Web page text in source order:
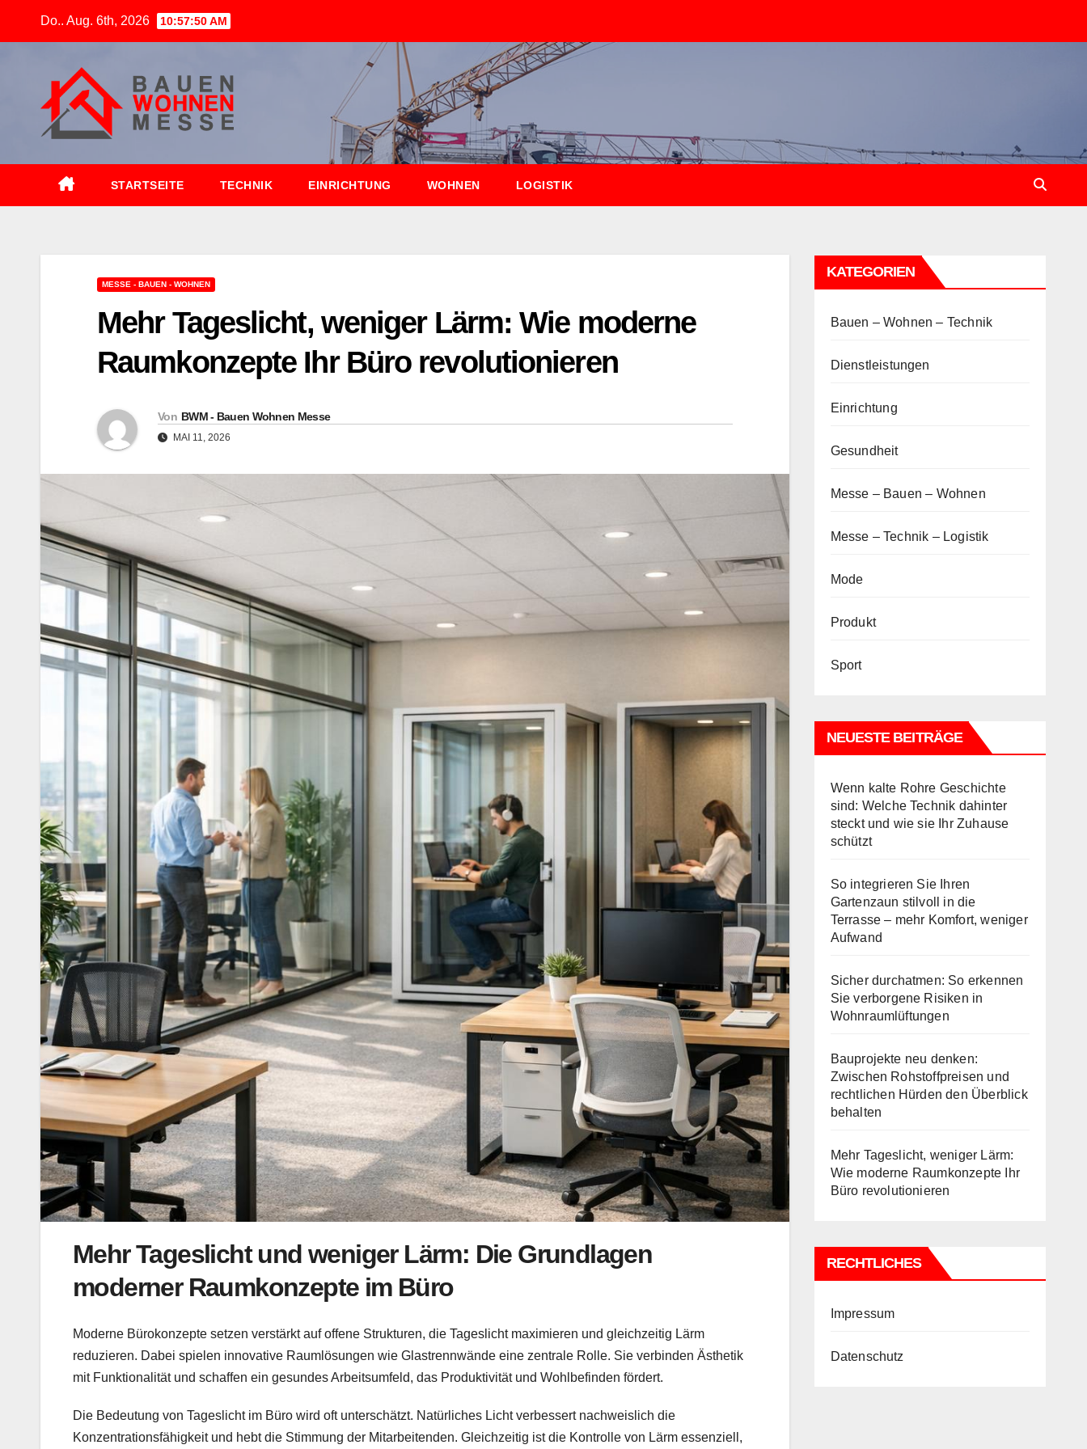
Do.. Aug. 6th, 2026 10:57:51 AM
STARTSEITE TECHNIK EINRICHTUNG WOHNEN LOGISTIK
MESSE - BAUEN - WOHNEN
Mehr Tageslicht, weniger Lärm: Wie moderne
Raumkonzepte Ihr Büro revolutionieren
Von BWM - Bauen Wohnen Messe
MAI 11, 2026
Mehr Tageslicht und weniger Lärm: Die Grundlagen
moderner Raumkonzepte im Büro
Moderne Bürokonzepte setzen verstärkt auf offene Strukturen, die Tageslicht maximieren und gleichzeitig Lärm
reduzieren. Dabei spielen innovative Raumlösungen wie Glastrennwände eine zentrale Rolle. Sie verbinden Ästhetik
mit Funktionalität und schaffen ein gesundes Arbeitsumfeld, das Produktivität und Wohlbefinden fördert.
Die Bedeutung von Tageslicht im Büro wird oft unterschätzt. Natürliches Licht verbessert nachweislich die
Konzentrationsfähigkeit und hebt die Stimmung der Mitarbeitenden. Gleichzeitig ist die Kontrolle von Lärm essenziell,
KATEGORIEN
Bauen – Wohnen – Technik
Dienstleistungen
Einrichtung
Gesundheit
Messe – Bauen – Wohnen
Messe – Technik – Logistik
Mode
Produkt
Sport
NEUESTE BEITRÄGE
Wenn kalte Rohre Geschichte
sind: Welche Technik dahinter
steckt und wie sie Ihr Zuhause
schützt
So integrieren Sie Ihren
Gartenzaun stilvoll in die
Terrasse – mehr Komfort, weniger
Aufwand
Sicher durchatmen: So erkennen
Sie verborgene Risiken in
Wohnraumlüftungen
Bauprojekte neu denken:
Zwischen Rohstoffpreisen und
rechtlichen Hürden den Überblick
behalten
Mehr Tageslicht, weniger Lärm:
Wie moderne Raumkonzepte Ihr
Büro revolutionieren
RECHTLICHES
Impressum
Datenschutz